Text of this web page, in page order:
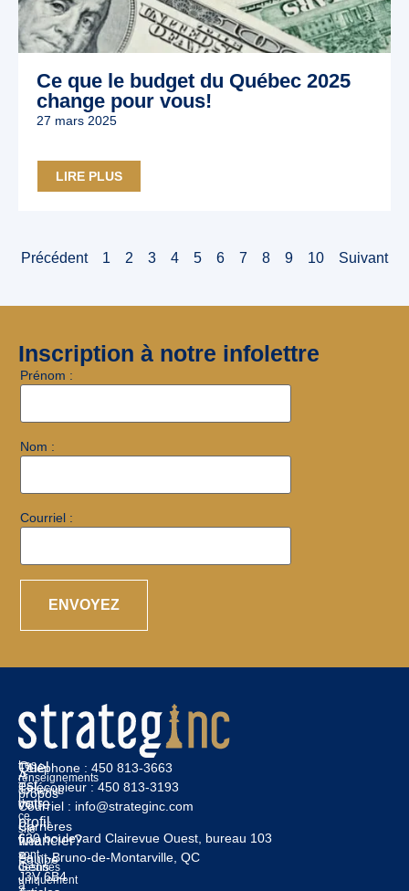
Ce que le budget du Québec 2025
change pour vous!
27 mars 2025
LIRE PLUS
Précédent 1 2 3 4 5 6 7 8 9 10 Suivant
Inscription à notre infolettre
Prénom :
Nom :
Courriel :
Les
renseignements
contenus
dans
ce
site
Web
sont
destinés
uniquement
Quel
est
votre
profil
financier?
Gens
à
À
propos
Carrières
Équipe
Téléphone : 450 813-3663
Télécopieur : 450 813-3193
Courriel : info@strateginc.com
630 boulevard Clairevue Ouest, bureau 103
Saint-Bruno-de-Montarville, QC
J3V 6B4